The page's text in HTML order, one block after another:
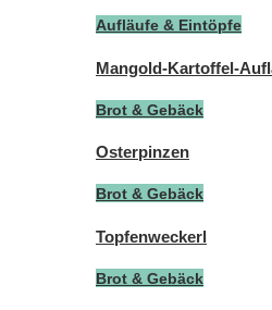
Aufläufe & Eintöpfe
Mangold-Kartoffel-
Brot & Gebäck
Osterpinzen
Brot & Gebäck
Topfenweckerl
Brot & Gebäck